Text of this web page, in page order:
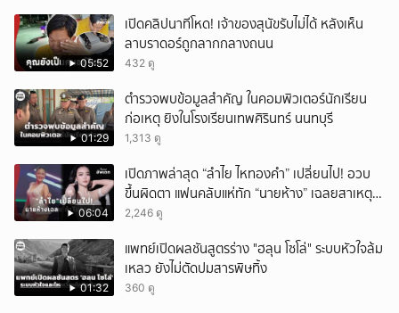
05:52
เปิดคลิปนาทีโหด! เจ้าของสุนัขรับไม่ได้ หลังเห็น
ลาบราดอร์ถูกลากกลางถนน
432 ดู
01:29
ตำรวจพบข้อมูลสำคัญ ในคอมพิวเตอร์นักเรียน
ก่อเหตุ ยิงในโรงเรียนเทพศิรินทร์ นนทบุรี
1,313 ดู
06:04
เปิดภาพล่าสุด “ลำไย ไหทองคำ” เปลี่ยนไป! อวบ
ขึ้นผิดตา แฟนคลับแห่ทัก “นายห้าง” เฉลยสาเหตุ
ชัด!
2,246 ดู
01:32
แพทย์เปิดผลชันสูตรร่าง "ฮลุน โซโล่" ระบบหัวใจล้ม
เหลว ยังไม่ตัดปมสารพิษทิ้ง
360 ดู